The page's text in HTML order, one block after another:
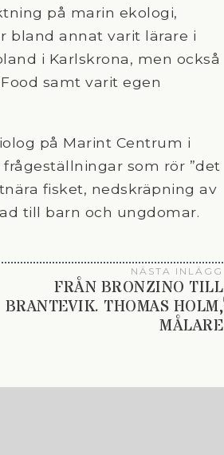
på marin ekologi,
bland annat varit lärare i
i Karlskrona, men också
samt varit egen
på Marint Centrum i
som rör ”det
fisket, nedskräpning av
till barn och ungdomar.
NÄSTA INLÄGG
FRÅN BRONZINO TILL
BRANTEVIK. THOMAS HOLM,
MÅLARE